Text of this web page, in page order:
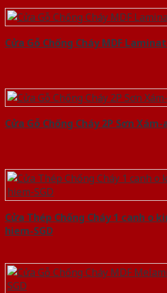
Cửa Gỗ Chống Cháy MDF
Cửa Gỗ Chống Cháy 2P Sơn Xám-
Cửa Thép Chống Cháy 1 canh o
hiem-SGD